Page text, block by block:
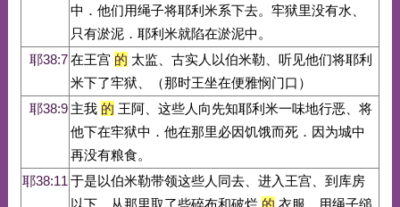
中．他们用绳子将耶利米系下去。牢狱里没有水、
只有淤泥．耶利米就陷在淤泥中。
耶38:7在王宫 的 太监、古实人以伯米勒、听见他们将耶利
米下了牢狱、（那时王坐在便雅悯门口）
耶38:9 主我 的 王阿、这些人向先知耶利米一味地行恶、将
他下在牢狱中．他在那里必因饥饿而死．因为城中
再没有粮食。
耶38:11 于是以伯米勒带领这些人同去、进入王宫、到库房
以下、从那里取了些碎布和破烂 的 衣服、用绳子缒